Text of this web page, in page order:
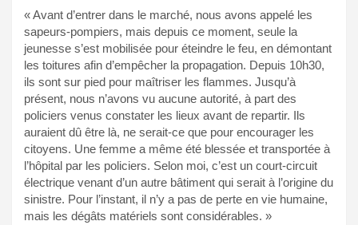
« Avant d’entrer dans le marché, nous avons appelé les
sapeurs-pompiers, mais depuis ce moment, seule la
jeunesse s’est mobilisée pour éteindre le feu, en démontant
les toitures afin d’empêcher la propagation. Depuis 10h30,
ils sont sur pied pour maîtriser les flammes. Jusqu’à
présent, nous n’avons vu aucune autorité, à part des
policiers venus constater les lieux avant de repartir. Ils
auraient dû être là, ne serait-ce que pour encourager les
citoyens. Une femme a même été blessée et transportée à
l’hôpital par les policiers. Selon moi, c’est un court-circuit
électrique venant d’un autre bâtiment qui serait à l’origine du
sinistre. Pour l’instant, il n’y a pas de perte en vie humaine,
mais les dégâts matériels sont considérables. »